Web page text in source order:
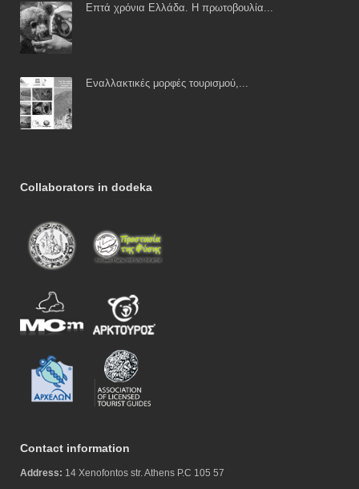
Επτά χρόνια Ελλάδα. Η πρωτοβουλία...
Εναλλακτικές μορφές τουρισμού,...
Collaborators in dodeka
Contact information
Address: 14 Xenofontos str. Athens P.C 105 57